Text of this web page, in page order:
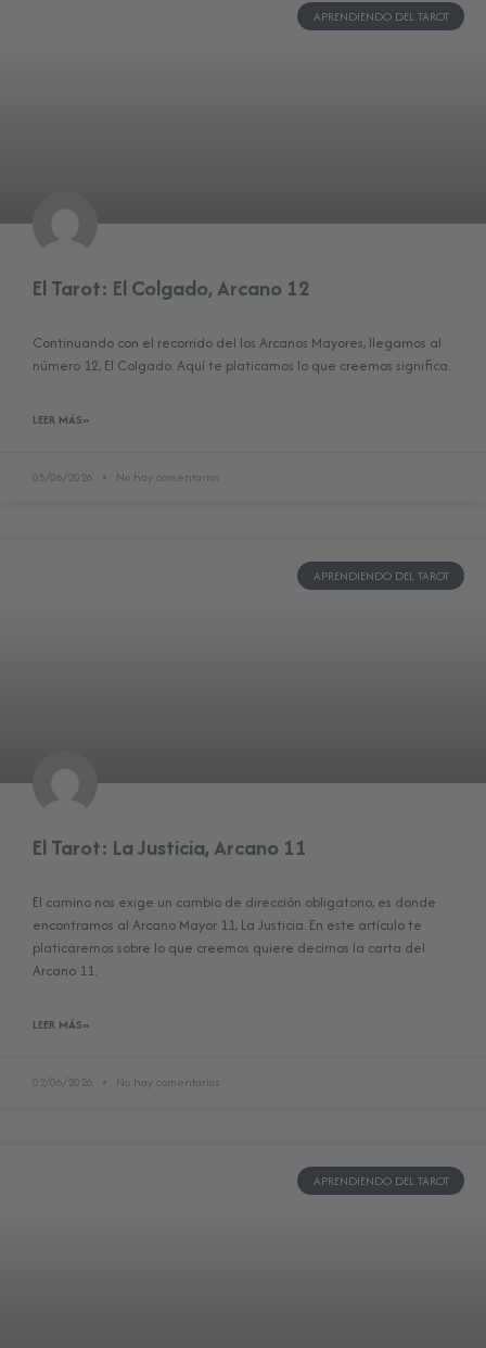
APRENDIENDO DEL TAROT
El Tarot: El Colgado, Arcano 12
Continuando con el recorrido del los Arcanos Mayores, llegamos al
número 12, El Colgado. Aquí te platicamos lo que creemos significa.
LEER MÁS»
05/06/2026 No hay comentarios
APRENDIENDO DEL TAROT
El Tarot: La Justicia, Arcano 11
El camino nos exige un cambio de dirección obligatorio, es donde
encontramos al Arcano Mayor 11, La Justicia. En este artículo te
platicaremos sobre lo que creemos quiere decirnos la carta del
Arcano 11.
LEER MÁS»
02/06/2026 No hay comentarios
APRENDIENDO DEL TAROT